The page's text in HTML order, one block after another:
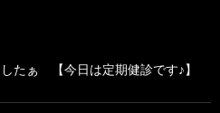
たぁ 【今日は定期健診です♪】